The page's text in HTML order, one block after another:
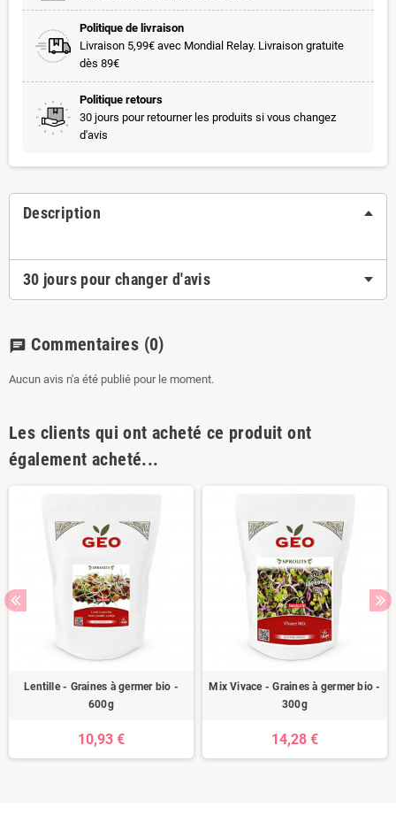
Politique de livraison
Livraison 5,99€ avec Mondial Relay. Livraison gratuite
dès 89€
Politique retours
30 jours pour retourner les produits si vous changez
d'avis
Description
30 jours pour changer d'avis
chat Commentaires (0)
Aucun avis n'a été publié pour le moment.
Les clients qui ont acheté ce produit ont
également acheté...
Lentille - Graines à germer bio -
600g
10,93 €
Mix Vivace - Graines à germer bio -
300g
14,28 €